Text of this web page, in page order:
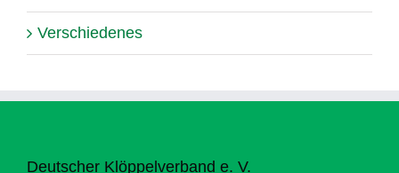
Verschiedenes
Deutscher Klöppelverband e. V.